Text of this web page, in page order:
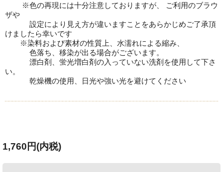
※色の再現には十分注意しておりますが、 ご利用のブラウ
ザや
設定により見え方が違いますことをあらかじめご了承頂
けましたら幸いです
※染料および素材の性質上、水濡れによる縮み、
色落ち、移染が出る場合がございます。
漂白剤、蛍光増白剤の入っていない洗剤を使用して下さ
い。
乾燥機の使用、日光や強い光を避けてください
1,760円(内税)